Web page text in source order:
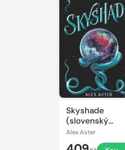
Skyshade
(slovenský
jazyk)
Alex Aster